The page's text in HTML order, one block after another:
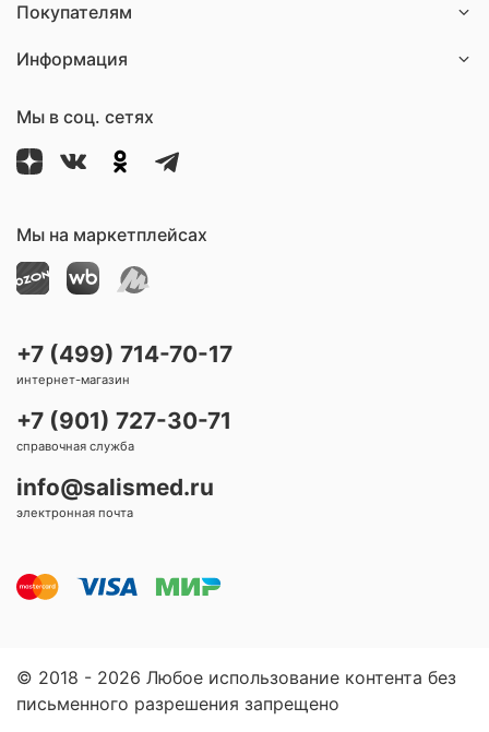
Покупателям
Информация
Мы в соц. сетях
Мы на маркетплейсах
+7 (499) 714-70-17
интернет-магазин
+7 (901) 727-30-71
справочная служба
info@salismed.ru
электронная почта
© 2018 - 2026 Любое использование контента без
письменного разрешения запрещено